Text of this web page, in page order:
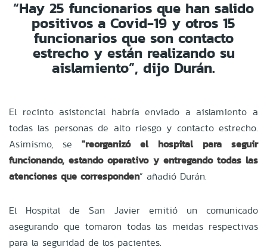
“Hay 25 funcionarios que han salido
positivos a Covid-19 y otros 15
funcionarios que son contacto
estrecho y están realizando su
aislamiento”, dijo Durán.
El recinto asistencial habría enviado a aislamiento a
todas las personas de alto riesgo y contacto estrecho.
Asimismo, se "reorganizó el hospital para seguir
funcionando, estando operativo y entregando todas las
atenciones que corresponden” añadió Durán.
El Hospital de San Javier emitió un comunicado
asegurando que tomaron todas las meidas respectivas
para la seguridad de los pacientes.